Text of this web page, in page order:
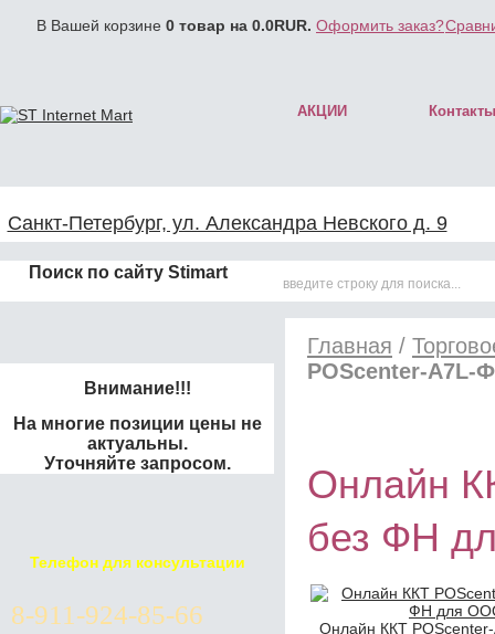
В Вашей корзине 0 товар на 0.0RUR. Оформить заказ?
АКЦИИ Контакты
Санкт-Петербург, ул. Александра Невского д. 9
Поиск по сайту Stimart
Внимание!!!
На многие позиции цены не
актуальны.
Уточняйте запросом.
Телефон для консультации
8-911-924-85-66
Главная /
POScenter-
Онлайн
без ФН
Онлайн ККТ